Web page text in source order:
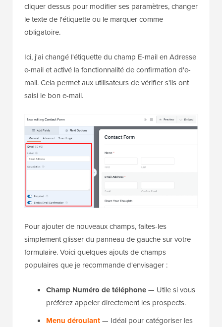
cliquer dessus pour modifier ses paramètres, changer
le texte de l'étiquette ou le marquer comme
obligatoire.
Ici, j'ai changé l'étiquette du champ E-mail en Adresse
e-mail et activé la fonctionnalité de confirmation d'e-
mail. Cela permet aux utilisateurs de vérifier s'ils ont
saisi le bon e-mail.
Pour ajouter de nouveaux champs, faites-les
simplement glisser du panneau de gauche sur votre
formulaire. Voici quelques ajouts de champs
populaires que je recommande d'envisager :
Champ Numéro de téléphone— Utile si vous
préférez appeler directement les prospects.
Menu déroulant— Idéal pour catégoriser les